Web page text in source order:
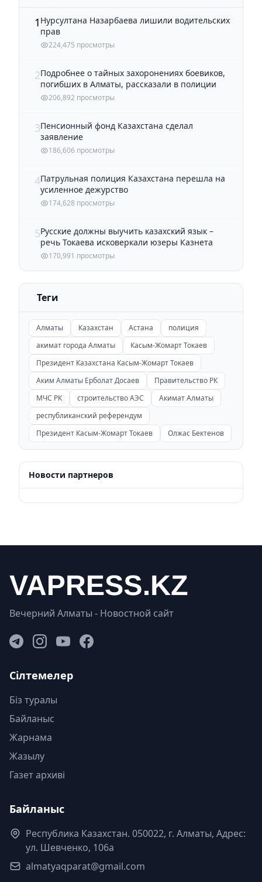
1 Нурсултана Назарбаева лишили водительских
прав
224,475 просмотры
2Подробнее о тайных захоронениях боевиков,
погибших в Алматы, рассказали в полиции
206,892 просмотры
3Пенсионный фонд Казахстана сделал
заявление
186,606 просмотры
4Патрульная полиция Казахстана перешла на
усиленное дежурство
174,628 просмотры
5Русские должны выучить казахский язык –
речь Токаева исковеркали юзеры Казнета
170,991 просмотры
Теги
Алматы Казахстан Астана
полиция
акимат города Алматы
Касым-Жомарт Токаев
Президент Казахстана Касым-Жомарт Токаев
Аким Алматы Ерболат Досаев
Правительство РК
МЧС РК
строительство АЭС
Акимат Алматы
республиканский референдум
Президент Касым-Жомарт Токаев
Олжас Бектенов
Новости партнеров
Вечерний Алматы - Новостной сайт
Сілтемелер
Біз туралы
Байланыс
Жарнама
Жазылу
Газет архиві
Байланыс
Республика Казахстан. 050022, г. Алматы, Адрес:
ул. Шевченко, 106а
almatyaqparat@gmail.com